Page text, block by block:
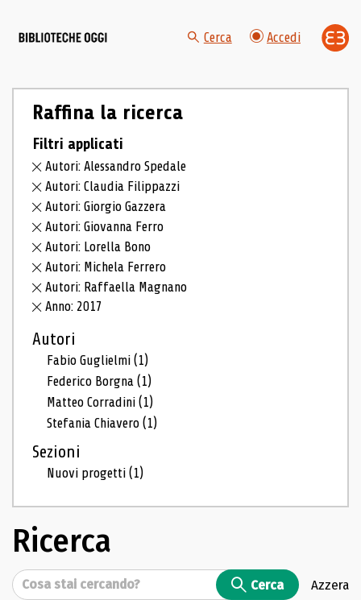
Cerca Accedi
Raffina la ricerca
Filtri applicati
Autori: Alessandro Spedale
Autori: Claudia Filippazzi
Autori: Giorgio Gazzera
Autori: Giovanna Ferro
Autori: Lorella Bono
Autori: Michela Ferrero
Autori: Raffaella Magnano
Anno: 2017
Autori
Fabio Guglielmi(1)
Federico Borgna(1)
Matteo Corradini(1)
Stefania Chiavero(1)
Sezioni
Nuovi progetti(1)
Ricerca
Cerca Cerca Azzera